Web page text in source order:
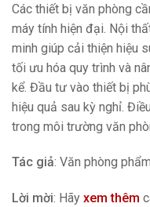
Các thiết bị văn phòng
máy tính hiện đại. Nội
minh giúp cải thiện hiệu
tối ưu hóa quy trình và
kể. Đầu tư vào thiết bị
hiệu quả sau kỳ nghỉ.
trong môi trường văn
Tác giả: Văn phòng
Lời mời: Hãy xem thêm